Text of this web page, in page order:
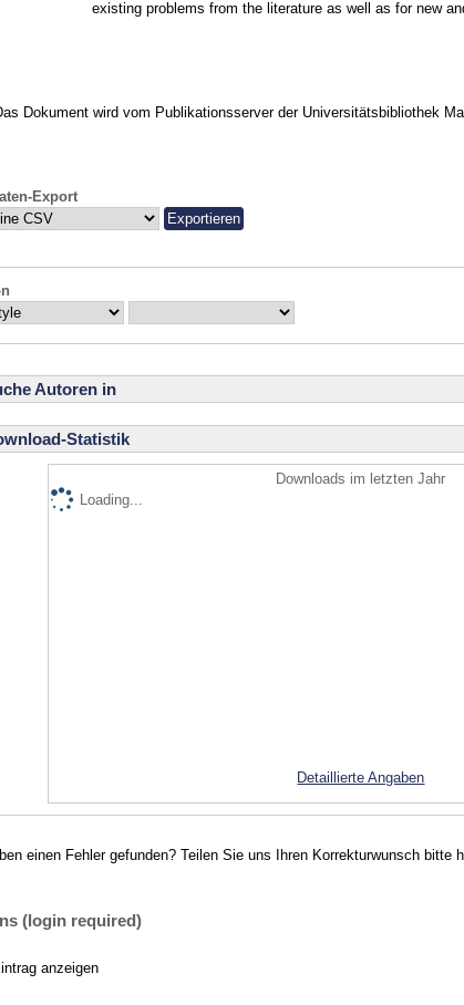
existing problems from the literature as well as for new
Dokument wird vom Publikationsserver der Universitätsbibliothek
Export
Autoren in
Statistik
Downloads im letzten Jahr
Loading...
Detaillierte Angaben
einen Fehler gefunden? Teilen Sie uns Ihren Korrekturwunsch bitte
(login required)
anzeigen